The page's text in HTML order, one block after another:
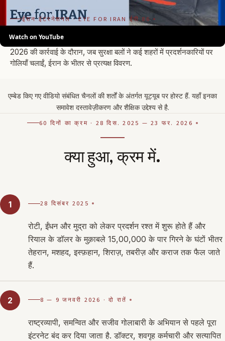
Watch on YouTube
ईरान इंटरनेशनल · EYE FOR IRAN ईपी 86
ईरान की हत्या-लहर के भीतर से: एक चश्मदीद बोलता है.
2026 की कार्रवाई के दौरान, जब सुरक्षा बलों ने कई शहरों में प्रदर्शनकारियों पर
गोलियाँ चलाईं, ईरान के भीतर से प्रत्यक्ष विवरण.
एम्बेड किए गए वीडियो संबंधित चैनलों की शर्तों के अंतर्गत यूट्यूब पर होस्ट हैं. यहाँ इनका
समावेश दस्तावेज़ीकरण और शैक्षिक उद्देश्य से है.
60 दिनों का क्रम · 28 दिस. 2025 — 23 फर. 2026
क्या हुआ, क्रम में.
1 28 दिसंबर 2025
रोटी, ईंधन और मुद्रा को लेकर प्रदर्शन रश्त में शुरू होते हैं और
रियाल के डॉलर के मुक़ाबले 15,00,000 के पार गिरने के घंटों भीतर
तेहरान, मशहद, इस्फ़हान, शिराज़, तबरीज़ और कराज तक फैल जाते
हैं.
2 8 — 9 जनवरी 2026 · दो रातें
राष्ट्रव्यापी, समन्वित और सजीव गोलाबारी के अभियान से पहले पूरा
इंटरनेट बंद कर दिया जाता है. डॉक्टर, शवगृह कर्मचारी और सत्यापित